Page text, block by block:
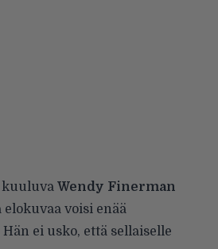
Wendy Finerman
voisi enää
ei usko, että sellaiselle